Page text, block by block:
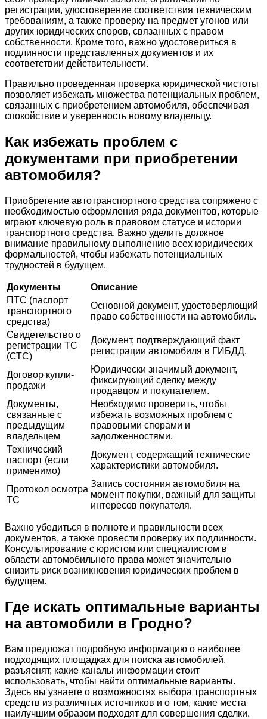
регистрации, удостоверение соответствия техническим
требованиям, а также проверку на предмет угонов или
других юридических споров, связанных с правом
собственности. Кроме того, важно удостовериться в
подлинности представленных документов и их
соответствии действительности.
Правильно проведенная проверка юридической чистоты
позволяет избежать множества потенциальных проблем,
связанных с приобретением автомобиля, обеспечивая
спокойствие и уверенность новому владельцу.
Как избежать проблем с
документами при приобретении
автомобиля?
Приобретение автотранспортного средства сопряжено с
необходимостью оформления ряда документов, которые
играют ключевую роль в правовом статусе и истории
транспортного средства. Важно уделить должное
внимание правильному выполнению всех юридических
формальностей, чтобы избежать потенциальных
трудностей в будущем.
Документы
Описание
ПТС (паспорт
транспортного
средства)
Основной документ, удостоверяющий
право собственности на автомобиль.
Свидетельство о
регистрации ТС
(СТС)
Документ, подтверждающий факт
регистрации автомобиля в ГИБДД.
Договор купли-
продажи
Юридически значимый документ,
фиксирующий сделку между
продавцом и покупателем.
Документы,
связанные с
предыдущим
владельцем
Необходимо проверить, чтобы
избежать возможных проблем с
правовыми спорами и
задолженностями.
Технический
паспорт (если
применимо)
Документ, содержащий технические
характеристики автомобиля.
Протокол осмотра
ТС
Запись состояния автомобиля на
момент покупки, важный для защиты
интересов покупателя.
Важно убедиться в полноте и правильности всех
документов, а также провести проверку их подлинности.
Консультирование с юристом или специалистом в
области автомобильного права может значительно
снизить риск возникновения юридических проблем в
будущем.
Где искать оптимальные варианты
на автомобили в Гродно?
Вам предложат подробную информацию о наиболее
подходящих площадках для поиска автомобилей,
разъяснят, какие каналы информации стоит
использовать, чтобы найти оптимальные варианты.
Здесь вы узнаете о возможностях выбора транспортных
средств из различных источников и о том, какие места
наилучшим образом подходят для совершения сделки.